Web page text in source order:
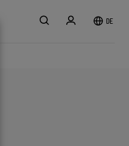
Suche Anmelden
DE